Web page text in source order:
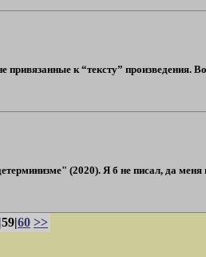
к “тексту” произведения.
(2020). Я б не писал, да
|59|60 >>